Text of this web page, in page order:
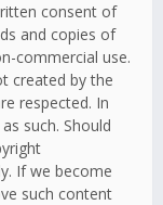
consent of
and copies of
commercial use.
created by the
respected. In
such. Should
If we become
such content